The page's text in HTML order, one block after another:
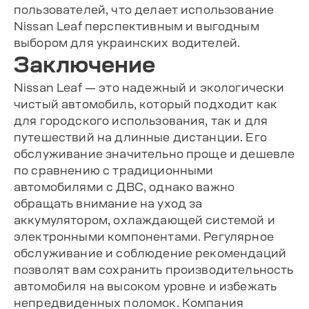
пользователей, что делает использование
Nissan Leaf перспективным и выгодным
выбором для украинских водителей.
Заключение
Nissan Leaf — это надежный и экологически
чистый автомобиль, который подходит как
для городского использования, так и для
путешествий на длинные дистанции. Его
обслуживание значительно проще и дешевле
по сравнению с традиционными
автомобилями с ДВС, однако важно
обращать внимание на уход за
аккумулятором, охлаждающей системой и
электронными компонентами. Регулярное
обслуживание и соблюдение рекомендаций
позволят вам сохранить производительность
автомобиля на высоком уровне и избежать
непредвиденных поломок. Компания